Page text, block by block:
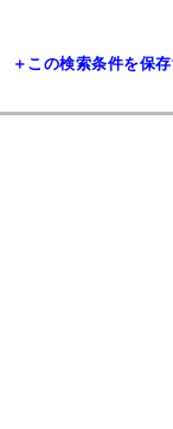
＋この検索条件を保